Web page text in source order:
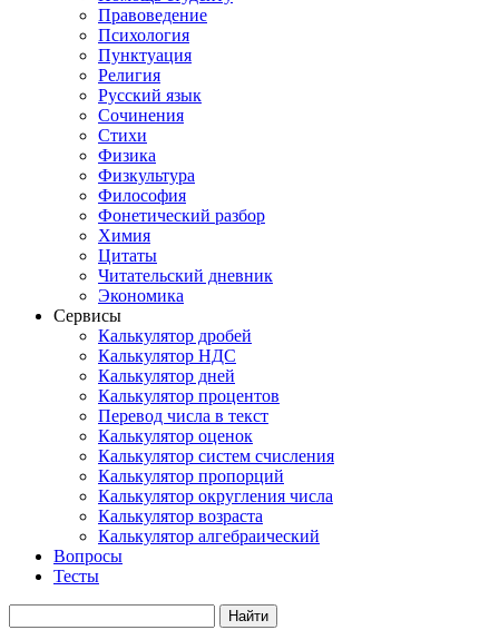
Правоведение
Психология
Пунктуация
Религия
Русский язык
Сочинения
Стихи
Физика
Физкультура
Философия
Фонетический разбор
Химия
Цитаты
Читательский дневник
Экономика
Сервисы
Калькулятор дробей
Калькулятор НДС
Калькулятор дней
Калькулятор процентов
Перевод числа в текст
Калькулятор оценок
Калькулятор систем счисления
Калькулятор пропорций
Калькулятор округления числа
Калькулятор возраста
Калькулятор алгебраический
Вопросы
Тесты
Найти